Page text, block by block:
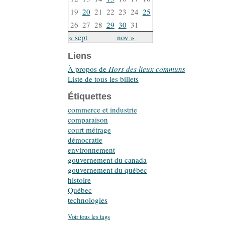
« sept nov »
19 20 21 22 23 24 25
26 27 28 29 30 31
Liens
À propos de Hors des lieux communs
Liste de tous les billets
Étiquettes
commerce et industrie
comparaison
court métrage
démocratie
environnement
gouvernement du canada
gouvernement du québec
histoire
Québec
technologies
Voir tous les tags